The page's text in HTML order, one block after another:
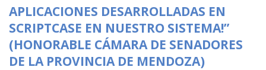
APLICACIONES DESARROLLADAS EN
SCRIPTCASE EN NUESTRO SISTEMA!”
(HONORABLE CÁMARA DE SENADORES
DE LA PROVINCIA DE MENDOZA)